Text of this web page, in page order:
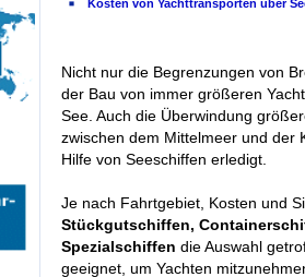
Kosten von Yachttransporten über
Nicht nur die Begrenzungen von
der Bau von immer größeren
See. Auch die Überwindung
zwischen dem Mittelmeer und der
Hilfe von Seeschiffen erledigt.
Je nach Fahrtgebiet, Kosten und
Stückgutschiffen,
Spezialschiffen die Auswahl
geeignet, um Yachten